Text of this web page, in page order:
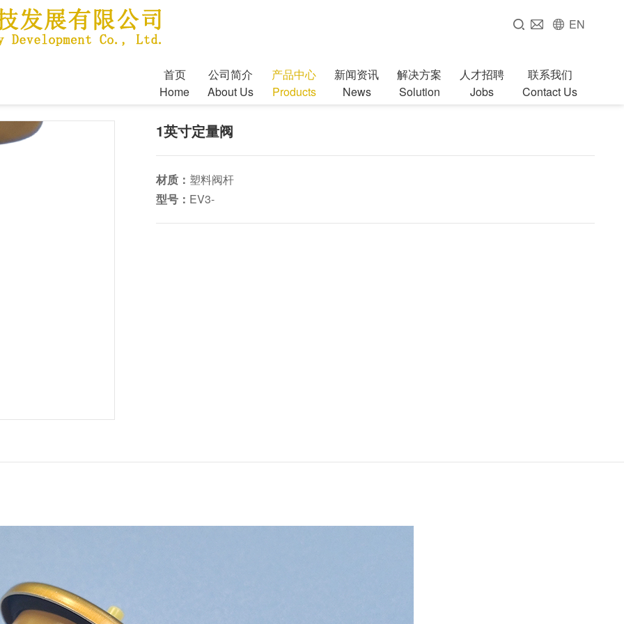
EN
首页
Home
公司简介
About Us
产品中心
Products
新闻资讯
News
解决方案
Solution
人才招聘
Jobs
联系我们
Contact Us
1英寸定量阀
材质： 塑料阀杆
型号： EV3-